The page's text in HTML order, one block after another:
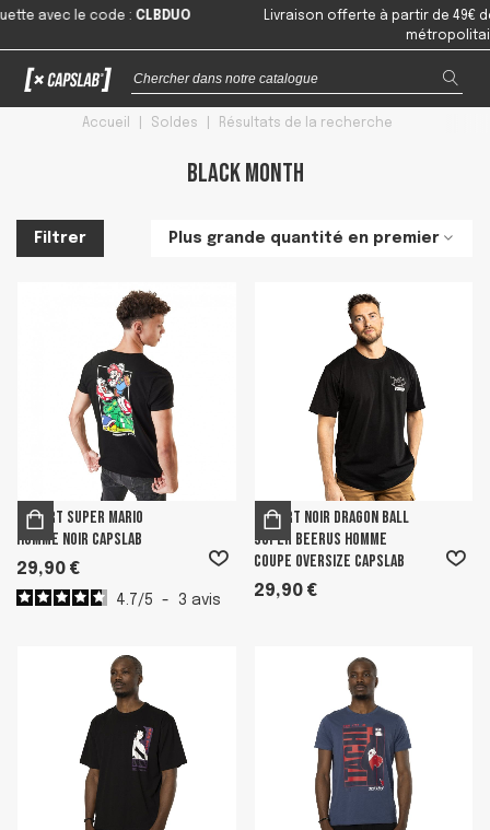
code:CLBDUO
Livraison offerte à partir de 49€ de
métropolitaine
Accueil Soldes Résultats de la recherche
Black Month
Filtrer Plus grande quantité en premier
T-shirt Super Mario
Homme Noir Capslab
29,90 €
4.7/5 - 3 avis
T-shirt Noir Dragon Ball
Super Beerus homme
coupe Oversize Capslab
29,90 €